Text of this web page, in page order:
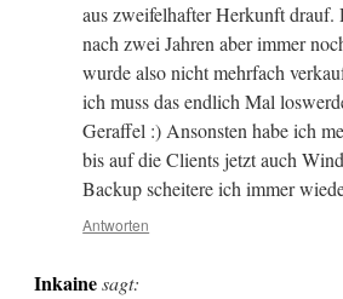
aus zweifelhafter Herkunft
nach zwei Jahren aber immer
wurde also nicht mehrfach
ich muss das endlich Mal
Geraffel :) Ansonsten habe ich
bis auf die Clients jetzt auch
Backup scheitere ich immer
Antworten
Inkaine sagt: